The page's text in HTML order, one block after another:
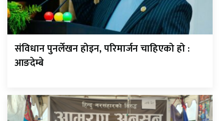
संविधान पुनर्लेखन होइन, परिमार्जन चाहिएको हो :
आङदेम्बे